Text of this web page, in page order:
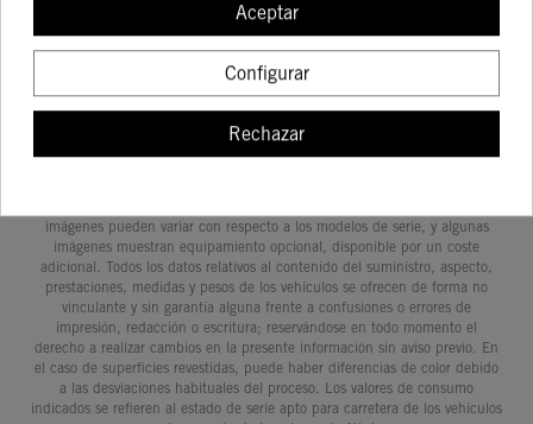
COMPRAR
imágenes pueden variar con respecto a los modelos de serie, y algunas
imágenes muestran equipamiento opcional, disponible por un coste
adicional. Todos los datos relativos al contenido del suministro, aspecto,
prestaciones, medidas y pesos de los vehículos se ofrecen de forma no
vinculante y sin garantía alguna frente a confusiones o errores de
impresión, redacción o escritura; reservándose en todo momento el
derecho a realizar cambios en la presente información sin aviso previo. En
el caso de superficies revestidas, puede haber diferencias de color debido
a las desviaciones habituales del proceso. Los valores de consumo
indicados se refieren al estado de serie apto para carretera de los vehículos
Aceptar
Configurar
Rechazar